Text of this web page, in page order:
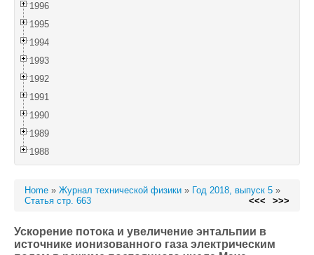
1996
1995
1994
1993
1992
1991
1990
1989
1988
Home » Журнал технической физики » Год 2018, выпуск 5 »
Статья стр. 663
<<< >>>
Ускорение потока и увеличение энтальпии в
источнике ионизованного газа электрическим